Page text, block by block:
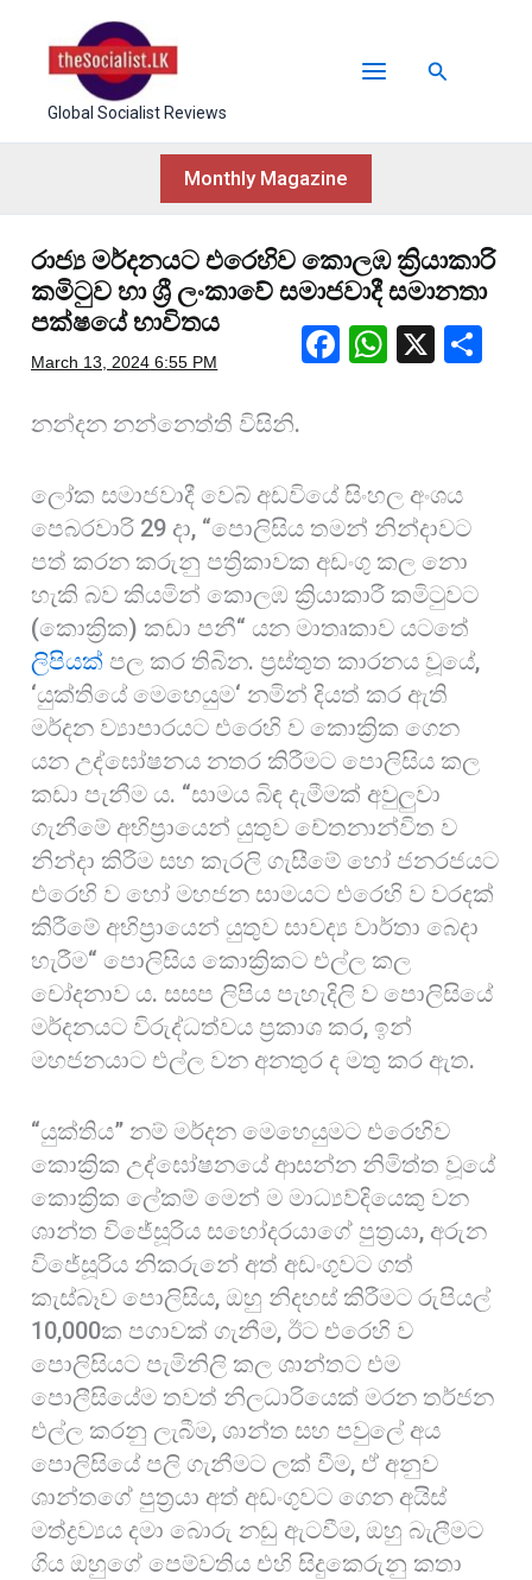
content
Global Socialist Reviews
Search
Monthly Magazine
රාජ්‍ය මර්දනයට එරෙහිව කොලඹ ක්‍රියාකාරි
කමිටුව හා ශ්‍රී ලංකාවේ සමාජවාදී සමානතා
පක්ෂයේ භාවිතය
March 13, 2024 6:55 PM
F
b
o
o
k
W
A
p
p
X
නන්දන නන්නෙත්ති විසිනි.
ලෝක සමාජවාදී වෙබ් අඩවියේ සිංහල අංශය
පෙබරවාරි 29 දා, “පොලිසිය තමන් නින්දාවට
පත් කරන කරුනු පත්‍රිකාවක අඩංගු කල නො
හැකි බව කියමින් කොලඹ ක්‍රියාකාරී කමිටුවට
(කොක්‍රික) කඩා පනී“ යන මාතෘකාව යටතේ
ලිපියක් පල කර තිබින. ප්‍රස්තුත කාරනය වූයේ,
‘යුක්තියේ මෙහෙයුම‘ නමින් දියත් කර ඇති
මර්දන ව්‍යාපාරයට එරෙහි ව කොක්‍රික ගෙන
යන උද්ඝෝෂනය නතර කිරීමට පොලිසිය කල
කඩා පැනීම ය. “සාමය බිඳ දැමීමක් අවුලුවා
ගැනීමේ අභිප්‍රායෙන් යුතුව චේතනාන්විත ව
නින්දා කිරීම සහ කැරලි ගැසීමේ හෝ ජනරජයට
එරෙහි ව හෝ මහජන සාමයට එරෙහි ව වරදක්
කිරීමේ අභිප්‍රායෙන් යුතුව සාවද්‍ය වාර්තා බෙදා
හැරීම“ පොලිසිය කොක්‍රිකට එල්ල කල
චෝදනාව ය. සසප ලිපිය පැහැදිලි ව පොලිසියේ
මර්දනයට විරුද්ධත්වය ප්‍රකාශ කර, ඉන්
මහජනයාට එල්ල වන අනතුර ද මතු කර ඇත.
“යුක්තිය” නම් මර්දන මෙහෙයුමට එරෙහිව
කොක්‍රික උද්ඝෝෂනයේ ආසන්න නිමිත්ත වූයේ
කොක්‍රික ලේකම් මෙන් ම මාධ්‍යව්දියෙකු වන
ශාන්ත විජේසූරිය සහෝදරයාගේ පුත්‍රයා, අරුන
විජේසූරිය නිකරුනේ අත් අඩංගුවට ගත්
කැස්බෑව පොලිසිය, ඔහු නිදහස් කිරීමට රුපියල්
10,000ක පගාවක් ගැනීම, ඊට එරෙහි ව
පොලිසියට පැමිනිලි කල ශාන්තට එම
පොලීසියේම තවත් නිලධාරියෙක් මරන තර්ජන
එල්ල කරනු ලැබීම, ශාන්ත සහ පවුලේ අය
පොලිසියේ පලි ගැනීමට ලක් වීම, ඒ අනුව
ශාන්තගේ පුත්‍රයා අත් අඩංගුවට ගෙන අයිස්
මත්ද්‍රව්‍යය දමා බොරු නඩු ඇටවීම, ඔහු බැලීමට
ගිය ඔහුගේ පෙම්වතිය එහි සිදුකෙරුනු කතා